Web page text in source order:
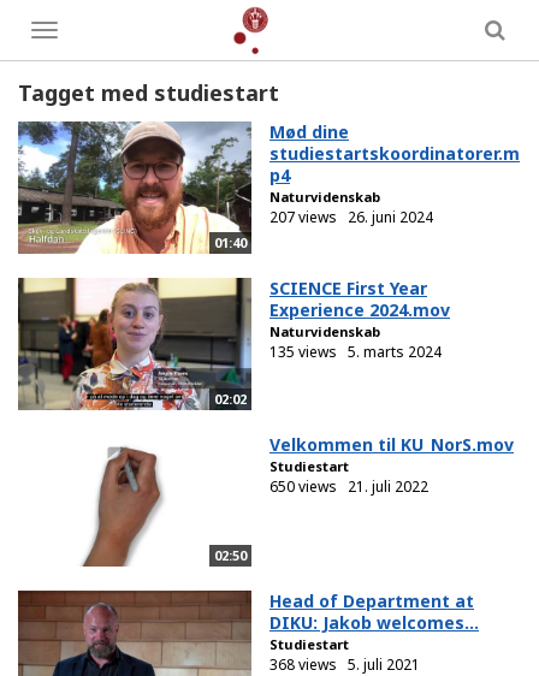
Toggle
menu
Tagget med studiestart
01:40
Mød dine
studiestartskoordinatorer.m
p4
Naturvidenskab
207 views 26. juni 2024
02:02
SCIENCE First Year
Experience 2024.mov
Naturvidenskab
135 views 5. marts 2024
02:50
Velkommen til KU_NorS.mov
Studiestart
650 views 21. juli 2022
Head of Department at
DIKU: Jakob welcomes...
Studiestart
368 views 5. juli 2021